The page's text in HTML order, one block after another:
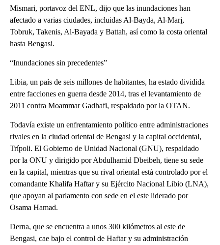
Mismari, portavoz del ENL, dijo que las inundaciones han
afectado a varias ciudades, incluidas Al-Bayda, Al-Marj,
Tobruk, Takenis, Al-Bayada y Battah, así como la costa oriental
hasta Bengasi.
“Inundaciones sin precedentes”
Libia, un país de seis millones de habitantes, ha estado dividida
entre facciones en guerra desde 2014, tras el levantamiento de
2011 contra Moammar Gadhafi, respaldado por la OTAN.
Todavía existe un enfrentamiento político entre administraciones
rivales en la ciudad oriental de Bengasi y la capital occidental,
Trípoli. El Gobierno de Unidad Nacional (GNU), respaldado
por la ONU y dirigido por Abdulhamid Dbeibeh, tiene su sede
en la capital, mientras que su rival oriental está controlado por el
comandante Khalifa Haftar y su Ejército Nacional Libio (LNA),
que apoyan al parlamento con sede en el este liderado por
Osama Hamad.
Derna, que se encuentra a unos 300 kilómetros al este de
Bengasi, cae bajo el control de Haftar y su administración